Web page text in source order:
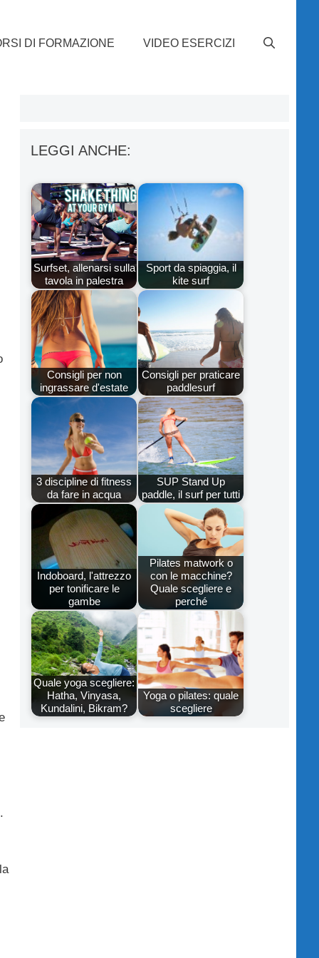
DI FORMAZIONE VIDEO ESERCIZI
LEGGI ANCHE:
Surfset, allenarsi sulla
tavola in palestra
Sport da spiaggia, il
kite surf
Consigli per non
ingrassare d'estate
Consigli per praticare
paddlesurf
3 discipline di fitness
da fare in acqua
SUP Stand Up
paddle, il surf per tutti
Indoboard, l'attrezzo
per tonificare le
gambe
Pilates matwork o
con le macchine?
Quale scegliere e
perché
Quale yoga scegliere:
Hatha, Vinyasa,
Kundalini, Bikram?
Yoga o pilates: quale
scegliere